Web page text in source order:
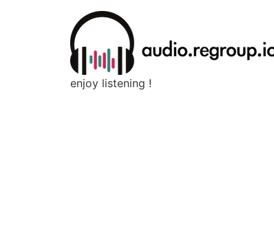
enjoy listening !